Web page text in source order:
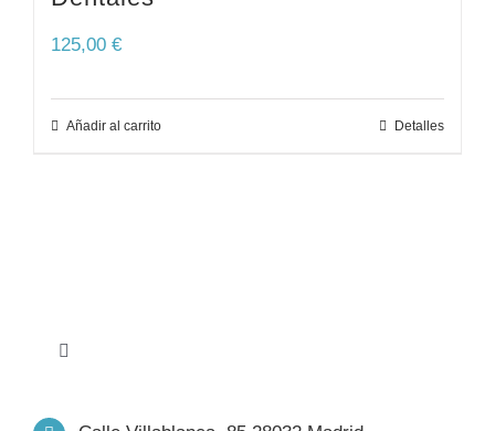
125,00 €
Añadir al carrito Detalles
Toggle